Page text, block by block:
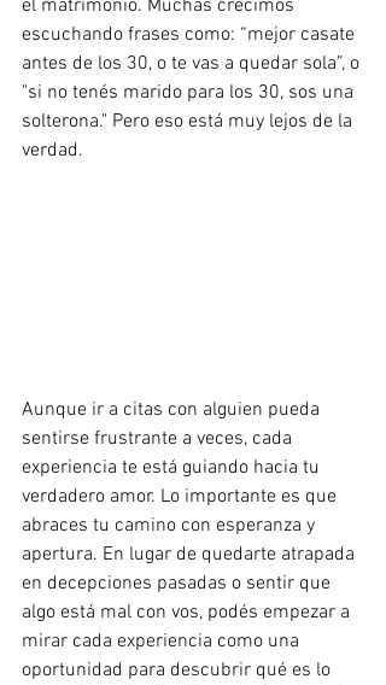
el matrimonio. Muchas crecimos
escuchando frases como: “mejor casate
antes de los 30, o te vas a quedar sola”, o
"si no tenés marido para los 30, sos una
solterona." Pero eso está muy lejos de la
verdad.
Aunque ir a citas con alguien pueda
sentirse frustrante a veces, cada
experiencia te está guiando hacia tu
verdadero amor. Lo importante es que
abraces tu camino con esperanza y
apertura. En lugar de quedarte atrapada
en decepciones pasadas o sentir que
algo está mal con vos, podés empezar a
mirar cada experiencia como una
oportunidad para descubrir qué es lo